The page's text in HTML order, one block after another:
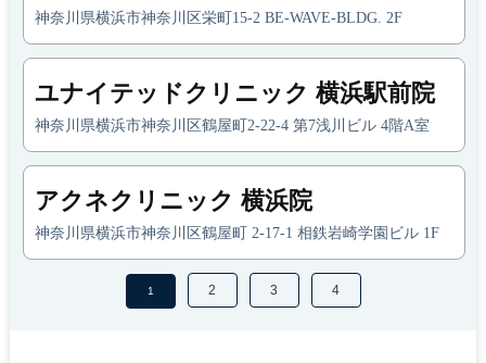
神奈川県横浜市神奈川区栄町15-2 BE-WAVE-BLDG. 2F
ユナイテッドクリニック 横浜駅前院
神奈川県横浜市神奈川区鶴屋町2-22-4 第7浅川ビル 4階A室
アクネクリニック 横浜院
神奈川県横浜市神奈川区鶴屋町 2-17-1 相鉄岩崎学園ビル 1F
1 2 3 4